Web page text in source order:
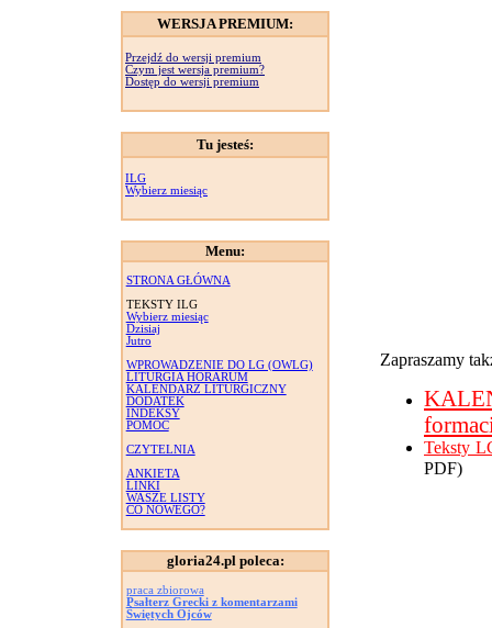
WERSJA PREMIUM:
Przejdź do wersji premium
Czym jest wersja premium?
Dostęp do wersji premium
Tu jesteś:
ILG
Wybierz miesiąc
Menu:
STRONA GŁÓWNA
TEKSTY ILG
Wybierz miesiąc
Dzisiaj
Jutro
WPROWADZENIE DO LG (OWLG)
LITURGIA HORARUM
KALENDARZ LITURGICZNY
DODATEK
INDEKSY
POMOC
CZYTELNIA
ANKIETA
LINKI
WASZE LISTY
CO NOWEGO?
gloria24.pl poleca:
praca zbiorowa
Psałterz Grecki z komentarzami
Świętych Ojców
Zapraszamy
Teksty
PDF)